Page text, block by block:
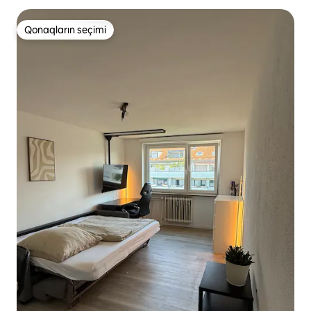
Qonaqların seçimi
Qonaqların seçimi